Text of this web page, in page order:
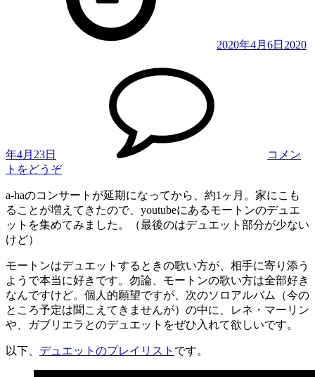
2020年4月6日 2020
年4月23日
コメン
トをどうぞ(Morten
デ
ュ
エ
を
集
め
て
み
し
た)
a-haのコンサートが延期になってから、約1ヶ月。家にこも
ることが増えてきたので、youtubeにあるモートンのデュエ
ットを集めてみました。（最後のはデュエット部分が少ない
けど）
モートンはデュエットするときの歌い方が、相手に寄り添う
ようで本当に好きです。勿論、モートンの歌い方は全部好き
なんですけど。個人的願望ですが、次のソロアルバム（今の
ところ予定は聞こえてきませんが）の中に、レネ・マーリン
や、ガブリエラとのデュエットをぜひ入れて欲しいです。
以下、 デュエットのプレイリスト です。